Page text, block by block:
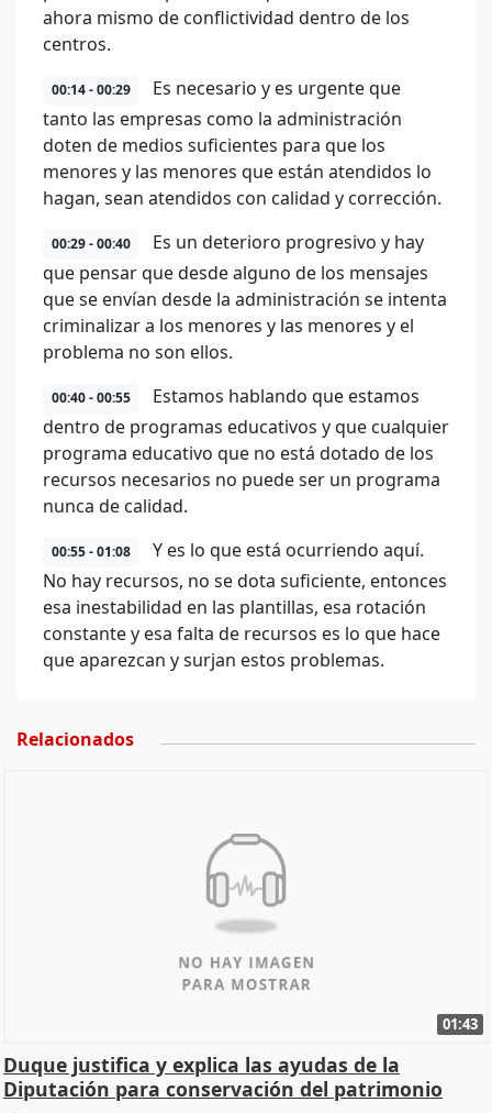
ahora mismo de conflictividad dentro de los
centros.
00:14 - 00:29
Es necesario y es urgente que
tanto las empresas como la administración
doten de medios suficientes para que los
menores y las menores que están atendidos lo
hagan, sean atendidos con calidad y corrección.
00:29 - 00:40
Es un deterioro progresivo y hay
que pensar que desde alguno de los mensajes
que se envían desde la administración se intenta
criminalizar a los menores y las menores y el
problema no son ellos.
00:40 - 00:55
Estamos hablando que estamos
dentro de programas educativos y que cualquier
programa educativo que no está dotado de los
recursos necesarios no puede ser un programa
nunca de calidad.
00:55 - 01:08
Y es lo que está ocurriendo aquí.
No hay recursos, no se dota suficiente, entonces
esa inestabilidad en las plantillas, esa rotación
constante y esa falta de recursos es lo que hace
que aparezcan y surjan estos problemas.
Relacionados
01:43
Duque justifica y explica las ayudas de la
Diputación para conservación del patrimonio